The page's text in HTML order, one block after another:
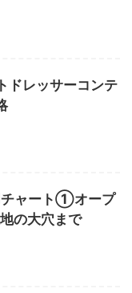
ドレッサーコンテ
チャート①オープ
の大穴まで